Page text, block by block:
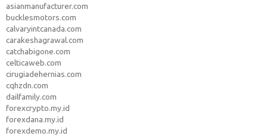
asianmanufacturer.com
bucklesmotors.com
calvaryintcanada.com
carakeshagrawal.com
catchabigone.com
celticaweb.com
cirugiadehernias.com
cqhzdn.com
dailfamily.com
forexcrypto.my.id
forexdana.my.id
forexdemo.my.id